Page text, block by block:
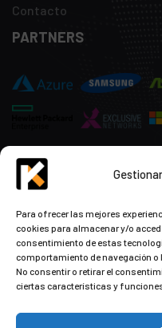
Para ofrecer las mejores
cookies para almacenar y/o
consentimiento de estas
comportamiento de navegación
No consentir o retirar el
ciertas características y
Contacto
PARTNERS
CONTACTO
+34 948 57 16 18
www.kds.cloud